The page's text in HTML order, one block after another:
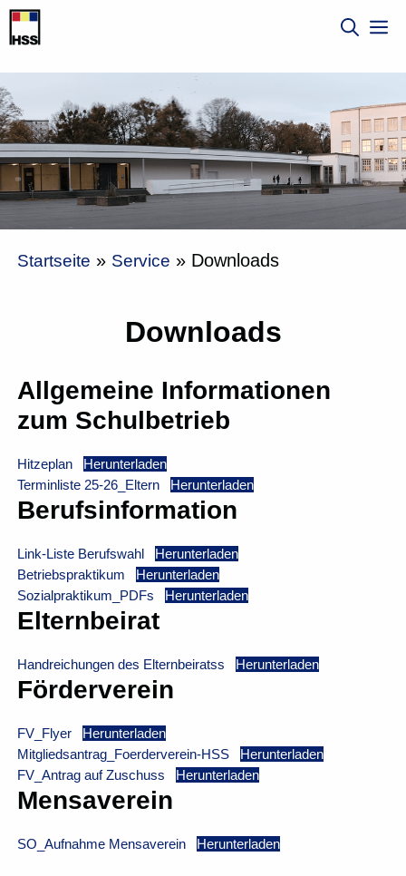
Zum
Inhalt
Startseite » Service » Downloads
Downloads
Allgemeine Informationen
zum Schulbetrieb
Hitzeplan
Herunterladen
Terminliste 25-26_Eltern
Herunterladen
Berufsinformation
Link-Liste Berufswahl
Herunterladen
Betriebspraktikum
Herunterladen
Sozialpraktikum_PDFs
Herunterladen
Elternbeirat
Handreichungen des Elternbeiratss Herunterladen
Förderverein
FV_Flyer
Herunterladen
Mitgliedsantrag_Foerderverein-HSS
Herunterladen
FV_Antrag auf Zuschuss
Herunterladen
Mensaverein
SO_Aufnahme Mensaverein Herunterladen